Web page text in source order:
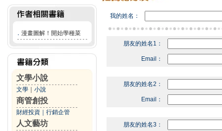
． 漫畫圖解！開始學種菜
文學小說
文學 小說
商管創投
財經投資 行銷企管
人文藝坊
我的姓名：
朋友的姓名1：
Email：
朋友的姓名2：
Email：
朋友的姓名3：